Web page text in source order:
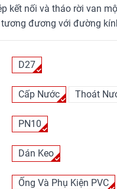
kết nối và tháo rời van
đương với đường
D27
Cấp Nước Thoát
PN10
Dán Keo
Ống Và Phụ Kiện PVC